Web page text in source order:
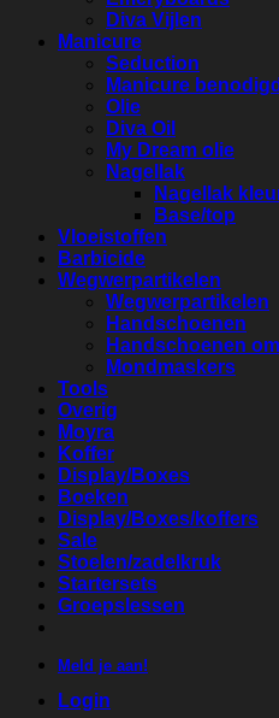
Diva Vijlen
Manicure
Seduction
Manicure
Olie
Diva Oil
My Dream olie
Nagellak
Nagellak
Base/top
Vloeistoffen
Barbicide
Wegwerpartikelen
Wegwerpartikelen
Handschoenen
Handschoenen
Mondmaskers
Tools
Overig
Moyra
Koffer
Display/Boxes
Boeken
Display/Boxes/koffers
Sale
Stoelen/zadelkruk
Startersets
Groepslessen
Meld je aan!
Login